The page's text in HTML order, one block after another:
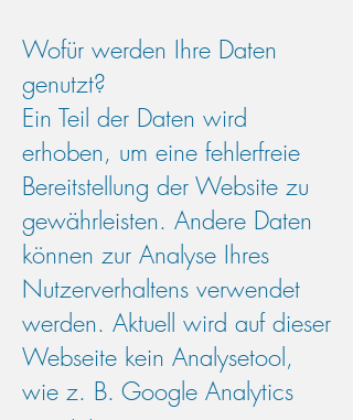
Wofür werden Ihre Daten
genutzt?
Ein Teil der Daten wird
erhoben, um eine fehlerfreie
Bereitstellung der Website zu
gewährleisten. Andere Daten
können zur Analyse Ihres
Nutzerverhaltens verwendet
werden. Aktuell wird auf dieser
Webseite kein Analysetool,
wie z. B. Google Analytics